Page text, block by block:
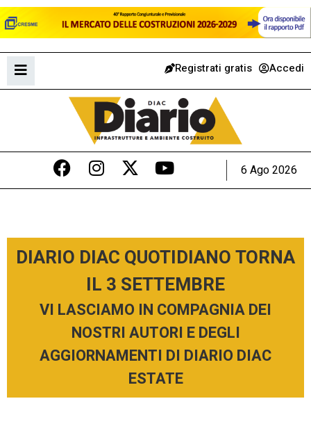
Registrati gratis Accedi
6 Ago 2026
DIARIO DIAC QUOTIDIANO TORNA
IL 3 SETTEMBRE
VI LASCIAMO IN COMPAGNIA DEI
NOSTRI AUTORI E DEGLI
AGGIORNAMENTI DI DIARIO DIAC
ESTATE